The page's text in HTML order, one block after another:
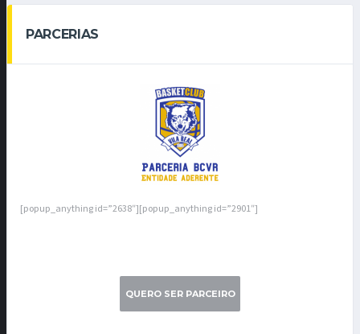
PARCERIAS
[popup_anything id=”2638″][popup_anything id=”2901″]
QUERO SER PARCEIRO